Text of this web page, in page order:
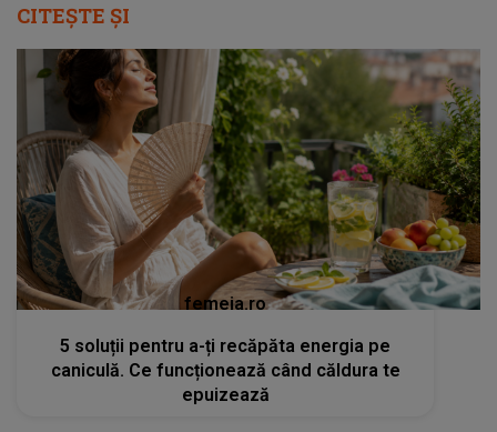
CITEȘTE ȘI
femeia.ro
5 soluții pentru a-ți recăpăta energia pe
caniculă. Ce funcționează când căldura te
epuizează